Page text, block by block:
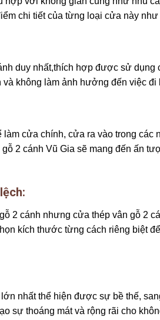
chi tiết của từng loại cửa này như
duy nhất,thích hợp được sử
không làm ảnh hưởng đến việc
cửa chính, cửa ra vào trong các
2 cánh Vũ Gia sẽ mang đến ấn
2 cánh nhưng cửa thép vân gỗ 2
kích thước từng cách riêng biệt
nhất thể hiện được sự bề thế,
sự thoáng mát và rộng rãi cho